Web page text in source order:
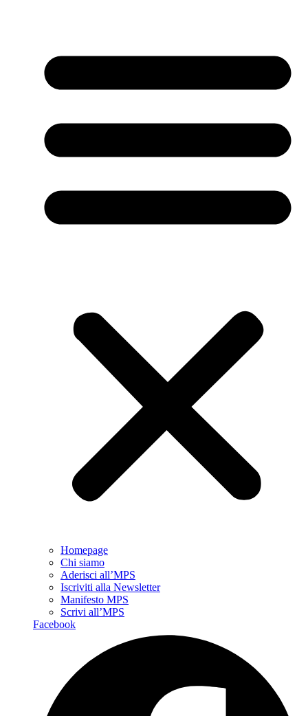
Homepage
Chi siamo
Aderisci all’MPS
Iscriviti alla Newsletter
Manifesto MPS
Scrivi all’MPS
Facebook